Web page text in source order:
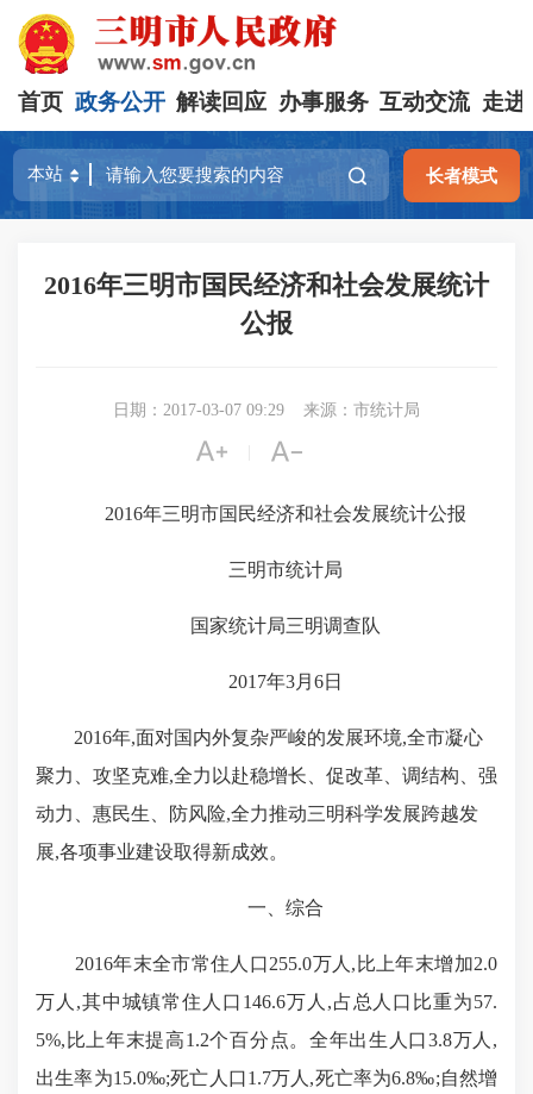
首页 政务公开 解读回应 办事服务 互动交流 走进
长者模式
2016年三明市国民经济和社会发展统计
公报
日期：2017-03-07 09:29 来源：市统计局
 
2016年三明市国民经济和社会发展统计公报
三明市统计局
国家统计局三明调查队
2017年3月 6日
2016年,面对国内外复杂严峻的发展环境,全市凝心
聚力、攻坚克难,全力以赴稳增长、促改革、调结构、强
动力、惠民生、防风险,全力推动三明科学发展跨越发
展,各项事业建设取得新成效。
一、综合
2016年末全市常住人口255.0万人,比上年末增加2.0
万人,其中城镇常住人口 146.6万人,占总人口比重为57.
5%,比上年末提高1.2个百分点。全年出生人口3.8万人,
出生率为15.0‰;死亡人口1.7万人,死亡率为6.8‰;自然增